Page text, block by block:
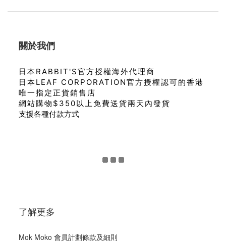
關於我們
日本RABBIT'S官方授權海外代理商
日本LEAF CORPORATION官方授權認可的香港
唯一指定正貨銷售店
網站購物$350以上免費送貨兩天內發貨
支援各種付款方式
了解更多
Mok Moko 會員計劃條款及細則